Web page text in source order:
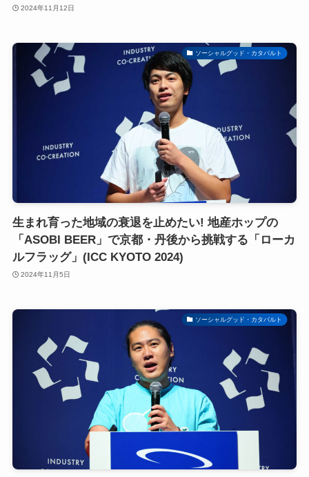
2024年11月12日
ソーシャルグッド・カタパルト
生まれ育った地域の衰退を止めたい! 地産ホップの
「ASOBI BEER」で京都・丹後から挑戦する「ローカ
ルフラッグ」(ICC KYOTO 2024)
2024年11月5日
ソーシャルグッド・カタパルト